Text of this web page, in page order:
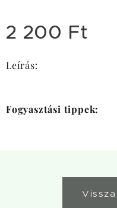
2 200 Ft
Leírás:
Fogyasztási tippek: